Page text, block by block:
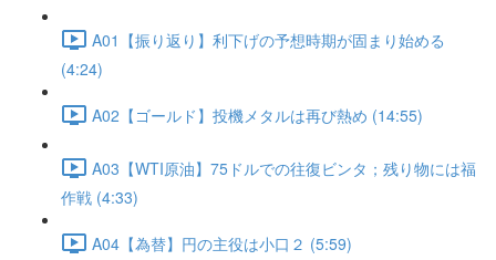
A01【振り返り】利下げの予想時期が固まり始める
(4:24)
A02【ゴールド】投機メタルは再び熱め (14:55)
A03【WTI原油】75ドルでの往復ビンタ；残り物には福
作戦 (4:33)
A04【為替】円の主役は小口２ (5:59)